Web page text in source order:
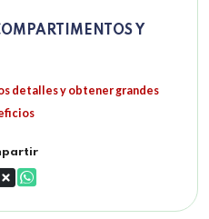
Y
detalles y obtener grandes